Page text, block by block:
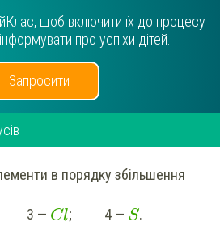
щоб включити їх до процесу
про успіхи дітей.
Запросити
в порядку збільшення
3 — Cl; 4 — S.